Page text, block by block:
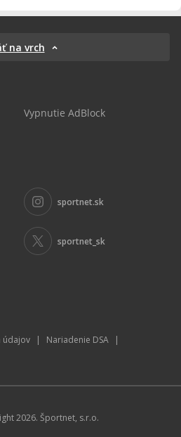
na vrch
Vypnutie AdBlock
sportnet.sk
sportnet_sk
údajov | Nariadenie DSA |
2026. Športnet, s.r.o.